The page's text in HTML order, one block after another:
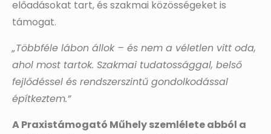
előadásokat tart, és szakmai közösségeket is
támogat.
„Többféle lábon állok – és nem a véletlen vitt oda,
ahol most tartok. Szakmai tudatossággal, belső
fejlődéssel és rendszerszintű gondolkodással
építkeztem.”
A Praxistámogató Műhely szemlélete abból a